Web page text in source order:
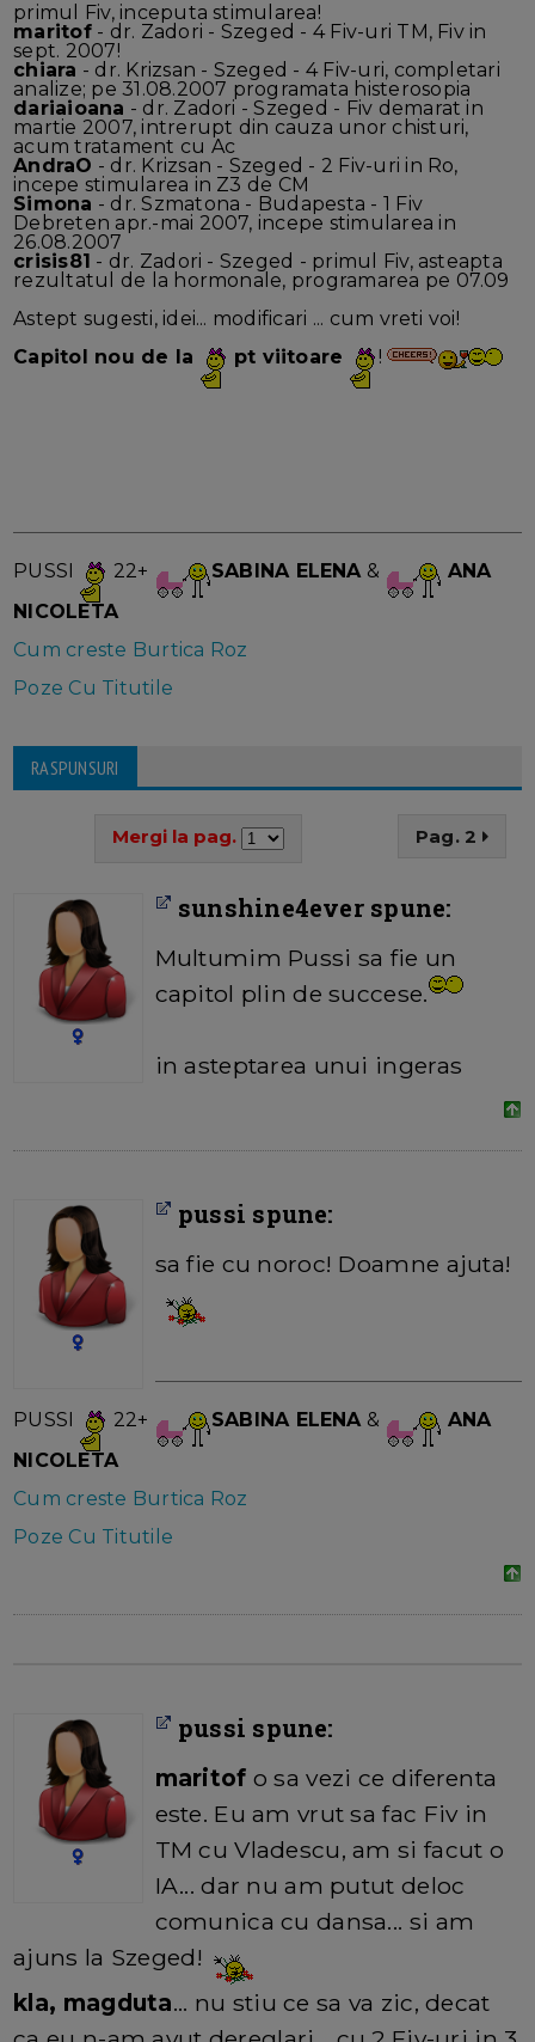
primul Fiv, inceputa stimularea!
maritof- dr. Zadori - Szeged - 4 Fiv-uri TM, Fiv in
sept. 2007!
chiara - dr. Krizsan - Szeged - 4 Fiv-uri, completari
analize; pe 31.08.2007 programata histerosopia
dariaioana - dr. Zadori - Szeged - Fiv demarat in
martie 2007, intrerupt din cauza unor chisturi,
acum tratament cu Ac
AndraO - dr. Krizsan - Szeged - 2 Fiv-uri in Ro,
incepe stimularea in Z3 de CM
Simona - dr. Szmatona - Budapesta - 1 Fiv
Debreten apr.-mai 2007, incepe stimularea in
26.08.2007
crisis81 - dr. Zadori - Szeged - primul Fiv, asteapta
rezultatul de la hormonale, programarea pe 07.09
Astept sugesti, idei... modificari ... cum vreti voi!
Capitol nou de la
pt viitoare !
PUSSI 22+ SABINA ELENA&
ANA
NICOLETA
Cum creste Burtica Roz
Poze Cu Titutile
RASPUNSURI
Mergi la pag. Pag. 2
sunshine4ever spune:
Multumim Pussi sa fie un
capitol plin de succese.
in asteptarea unui ingeras
pussi spune:
sa fie cu noroc! Doamne ajuta!
PUSSI 22+ SABINA ELENA&
ANA
NICOLETA
Cum creste Burtica Roz
Poze Cu Titutile
pussi spune:
maritof o sa vezi ce diferenta
este. Eu am vrut sa fac Fiv in
TM cu Vladescu, am si facut o
IA... dar nu am putut deloc
comunica cu dansa... si am
ajuns la Szeged!
kla, magduta... nu stiu ce sa va zic, decat